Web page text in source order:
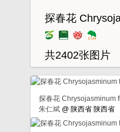
探春花
共2402张图片
探春花 Chrysojasminum
朱仁斌 @ 陕西省 陕西省